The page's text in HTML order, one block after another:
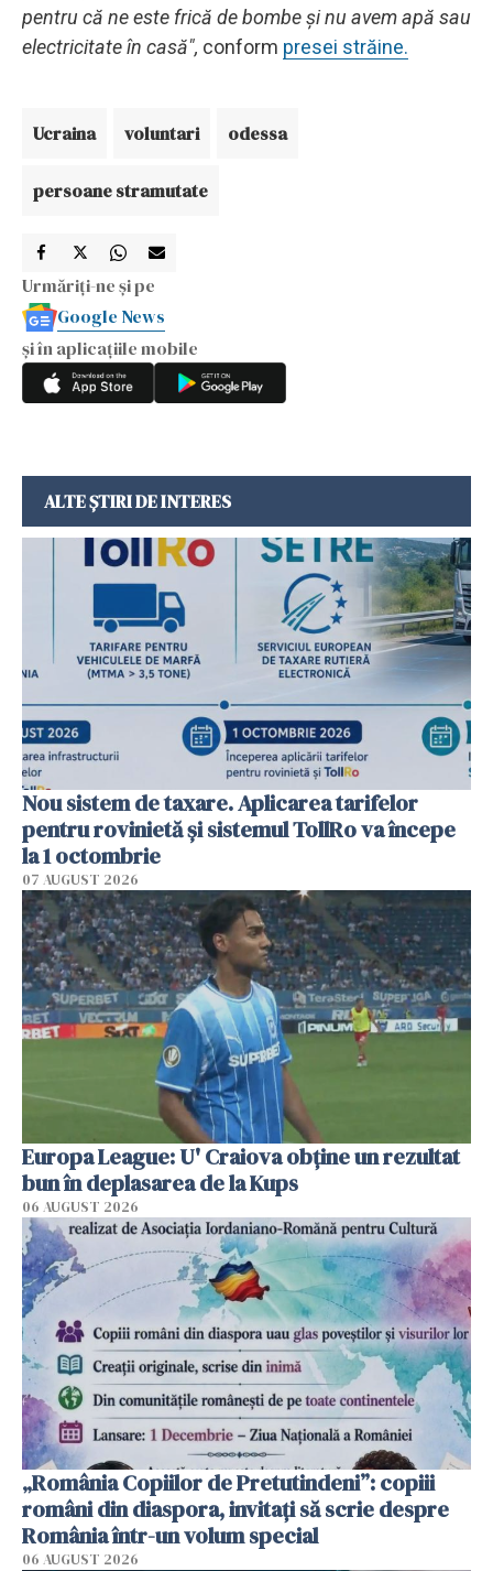
pentru că ne este frică de bombe și nu avem apă sau
electricitate în casă", conform presei străine.
Ucraina voluntari odessa
persoane stramutate
Urmăriți-ne și pe
Google News
și în aplicațiile mobile
ALTE ȘTIRI DE INTERES
Nou sistem de taxare. Aplicarea tarifelor
pentru rovinietă şi sistemul TollRo va începe
la 1 octombrie
07 AUGUST 2026
Europa League: U' Craiova obține un rezultat
bun în deplasarea de la Kups
06 AUGUST 2026
„România Copiilor de Pretutindeni”: copiii
români din diaspora, invitați să scrie despre
România într-un volum special
06 AUGUST 2026